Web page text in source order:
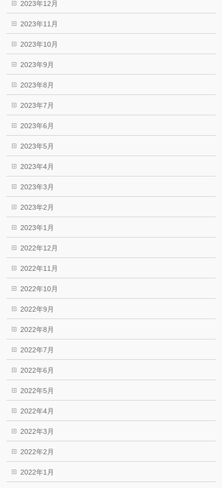
2023年12月
2023年11月
2023年10月
2023年9月
2023年8月
2023年7月
2023年6月
2023年5月
2023年4月
2023年3月
2023年2月
2023年1月
2022年12月
2022年11月
2022年10月
2022年9月
2022年8月
2022年7月
2022年6月
2022年5月
2022年4月
2022年3月
2022年2月
2022年1月